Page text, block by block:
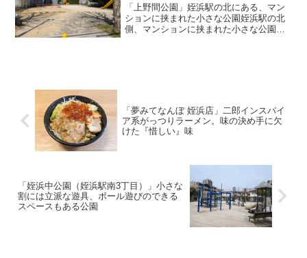
「上野間公園」姪浜駅の北にある、マン
ションに挟まれた小さな公園姪浜駅の北
側、マンションに挟まれた小さな公園が
「夢みてなんぼ 姪浜店」二郎インスパイ
ア系がっつりラーメン。味の決め手に欠
けた『惜しい』味
「姪浜中公園（姪浜駅南3丁目）」小さな
割には立派な遊具、ボール遊びのできる
スペースもある公園